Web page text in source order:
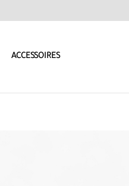
ACCESSOIRES